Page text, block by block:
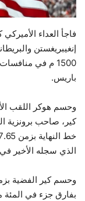
فاجأ العداء
إنغيبريغستن
1500 م في
باريس.
وحسم هوكر اللقب
كير، صاحب برونزية
الذي سجله الأخير في
بفارق جزء في المئة